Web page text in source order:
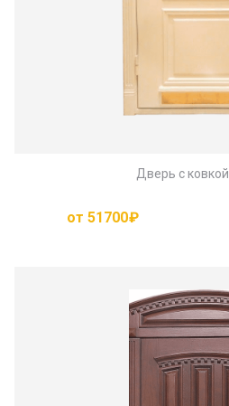
Дверь с ковкой
от 51700₽